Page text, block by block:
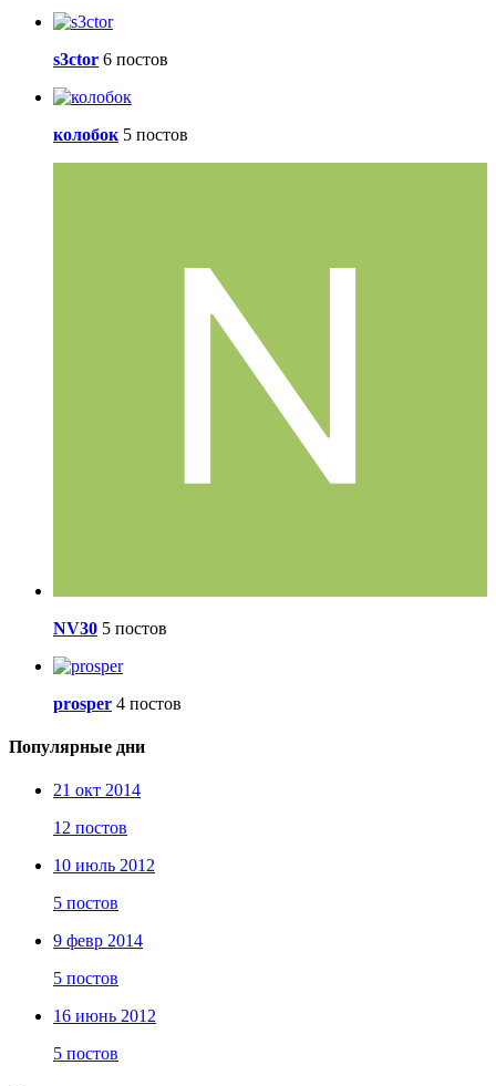
s3ctor 6 постов
колобок 5 постов
NV30 5 постов
prosper 4 постов
Популярные дни
21 окт 2014
12 постов
10 июль 2012
5 постов
9 февр 2014
5 постов
16 июнь 2012
5 постов